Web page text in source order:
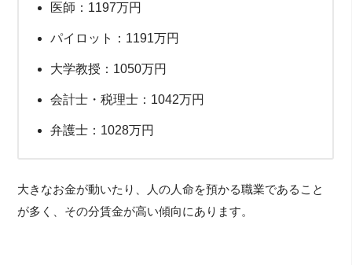
医師：1197万円
パイロット：1191万円
大学教授：1050万円
会計士・税理士：1042万円
弁護士：1028万円
大きなお金が動いたり、人の人命を預かる職業であること
が多く、その分賃金が高い傾向にあります。